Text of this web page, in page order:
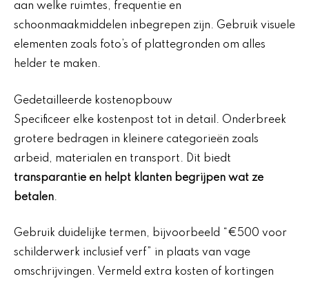
aan welke ruimtes, frequentie en
schoonmaakmiddelen inbegrepen zijn. Gebruik visuele
elementen zoals foto’s of plattegronden om alles
helder te maken.
Gedetailleerde kostenopbouw
Specificeer elke kostenpost tot in detail. Onderbreek
grotere bedragen in kleinere categorieën zoals
arbeid, materialen en transport. Dit biedt
transparantie en helpt klanten begrijpen wat ze
betalen.
Gebruik duidelijke termen, bijvoorbeeld “€500 voor
schilderwerk inclusief verf” in plaats van vage
omschrijvingen. Vermeld extra kosten of kortingen